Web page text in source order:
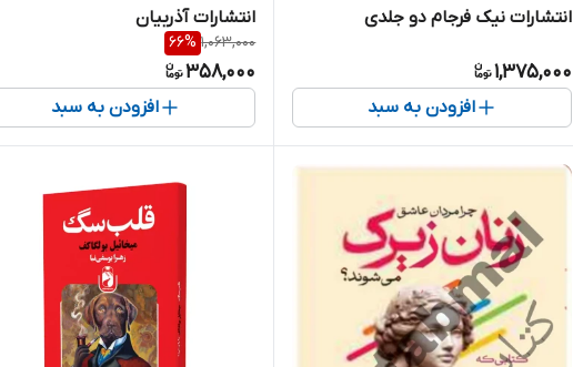
انتشارات نیک فرجام دو جلدی
1,375,000
افزودن به سبد
انتشارات آذربیان
1,063,000
66%
358,000
افزودن به سبد